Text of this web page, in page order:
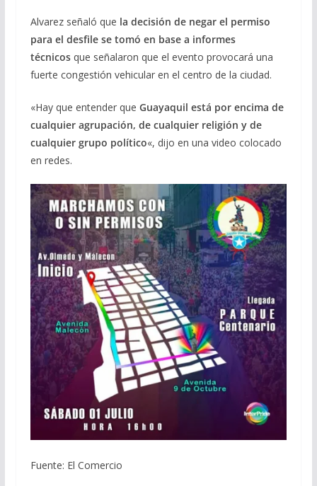
Alvarez señaló que la decisión de negar el permiso
para el desfile se tomó en base a informes
técnicosque señalaron que el evento provocará una
fuerte congestión vehicular en el centro de la ciudad.
«Hay que entender que Guayaquil está por encima de
cualquier agrupación, de cualquier religión y de
cualquier grupo político«, dijo en una video colocado
en redes.
Fuente: El Comercio